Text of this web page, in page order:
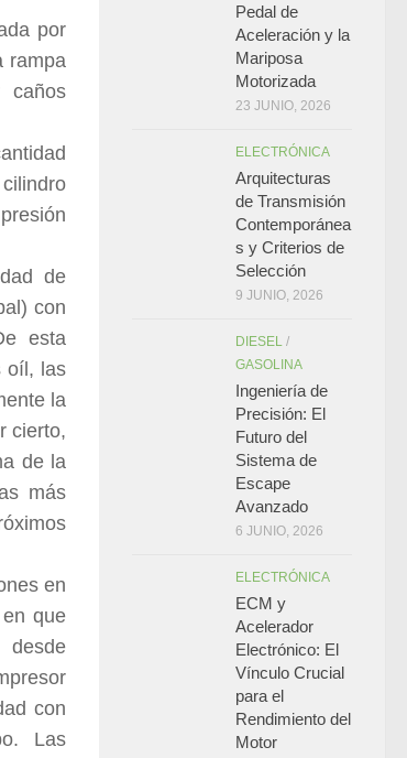
por
rampa
caños
de
con
esta
oíl, las
la
cierto,
de la
más
en
que
desde
con
Las
Pedal de
Aceleración y la
Mariposa
Motorizada
23 JUNIO, 2026
ELECTRÓNICA
Arquitecturas
de Transmisión
Contemporánea
s y Criterios de
Selección
9 JUNIO, 2026
DIESEL /
GASOLINA
Ingeniería de
Precisión: El
Futuro del
Sistema de
Escape
Avanzado
6 JUNIO, 2026
ELECTRÓNICA
ECM y
Acelerador
Electrónico: El
Vínculo Crucial
para el
Rendimiento del
Motor